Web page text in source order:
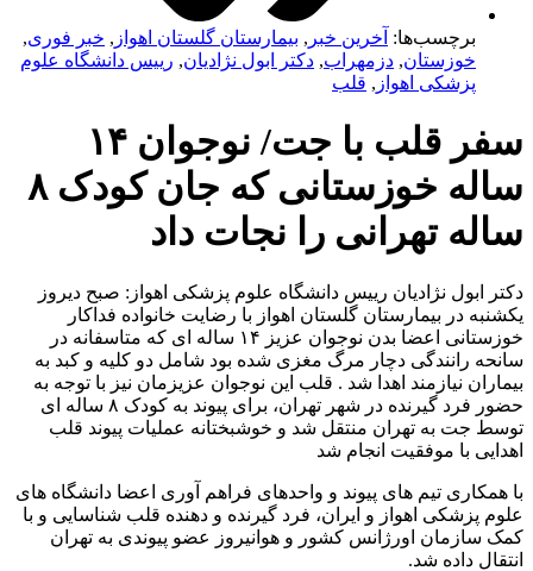
برچسب‌ها:آخرین خبر ,بیمارستان گلستان اهواز,خبر فوری,
خوزستان,دزمهراب دکتر ابول نژادیان,رییس دانشگاه علوم
پزشکی اهواز,قلب
سفر قلب با جت/ نوجوان ۱۴
ساله خوزستانی که جان کودک ۸
تهرانی را نجات داد
ابول نژادیان رییس دانشگاه علوم پزشکی اهواز: صبح دیروز
در بیمارستان گلستان اهواز با رضایت خانواده فداکار
خوزستانی اعضا بدن نوجوان عزیز ۱۴ ساله ای که متاسفانه در
رانندگی دچار مرگ مغزی شده بود شامل دو کلیه و کبد به
نیازمند اهدا شد . قلب این نوجوان عزیزمان نیز با توجه به
حضور فرد گیرنده در شهر تهران، برای پیوند به کودک ۸ ساله ای
جت به تهران منتقل شد و خوشبختانه عملیات پیوند قلب
با موفقیت انجام شد
همکاری تیم های پیوند و واحدهای فراهم آوری اعضا دانشگاه های
پزشکی اهواز و ایران، فرد گیرنده و دهنده قلب شناسایی و با
سازمان اورژانس کشور و هوانیروز عضو پیوندی به تهران
داده شد.